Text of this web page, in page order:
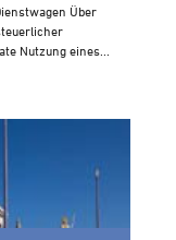
Über
Nutzung eines...